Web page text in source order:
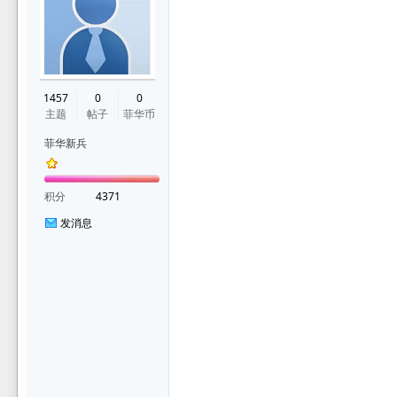
1457
主题
0
帖子
0
菲华币
菲华新兵
积分
4371
发消息